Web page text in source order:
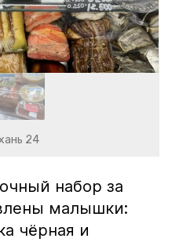
24
набор за
малышки:
чёрная и